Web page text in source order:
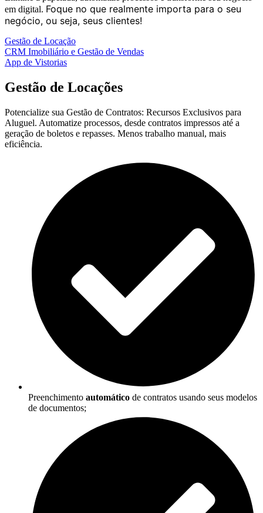
em digital. Foque no que realmente importa para o seu
negócio, ou seja, seus clientes!
Gestão de Locação
CRM Imobiliário e Gestão de Vendas
App de Vistorias
Gestão de Locações
Potencialize sua Gestão de Contratos: Recursos Exclusivos para
Aluguel. Automatize processos, desde contratos impressos até a
geração de boletos e repasses. Menos trabalho manual, mais
eficiência.
Preenchimento automático de contratos usando seus modelos
de documentos;